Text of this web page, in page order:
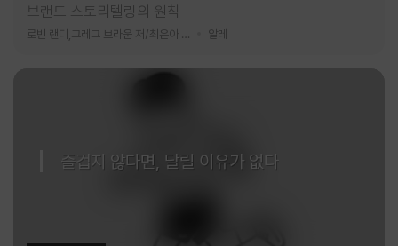
브랜드 스토리텔링의 원칙
알레
즐겁지 않다면, 달릴 이유가 없다